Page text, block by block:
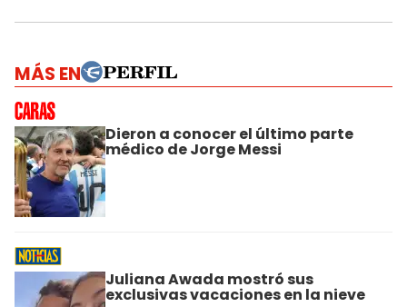
MÁS EN
Dieron a conocer el último parte
médico de Jorge Messi
Juliana Awada mostró sus
exclusivas vacaciones en la nieve